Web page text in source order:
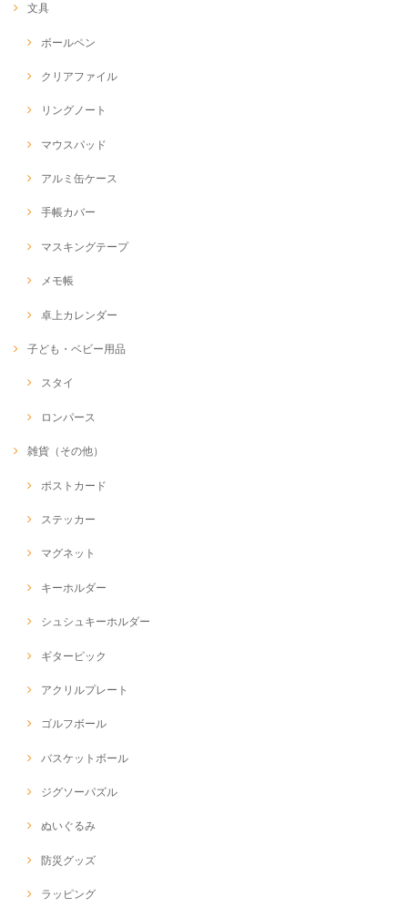
文具
ボールペン
クリアファイル
リングノート
マウスパッド
アルミ缶ケース
手帳カバー
マスキングテープ
メモ帳
卓上カレンダー
子ども・ベビー用品
スタイ
ロンパース
雑貨（その他）
ポストカード
ステッカー
マグネット
キーホルダー
シュシュキーホルダー
ギターピック
アクリルプレート
ゴルフボール
バスケットボール
ジグソーパズル
ぬいぐるみ
防災グッズ
ラッピング